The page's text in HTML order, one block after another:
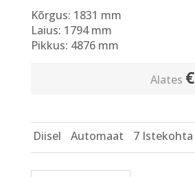
Kõrgus: 1831 mm
Laius: 1794 mm
Pikkus: 4876 mm
Alates €
Diisel Automaat 7 Istekohta